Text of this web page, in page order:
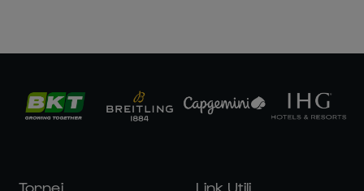
Tornei Link Utili